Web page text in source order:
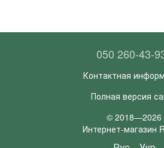
050 260-43-
Контактная
Полная версия
© 2018—2026
Интернет-магазин